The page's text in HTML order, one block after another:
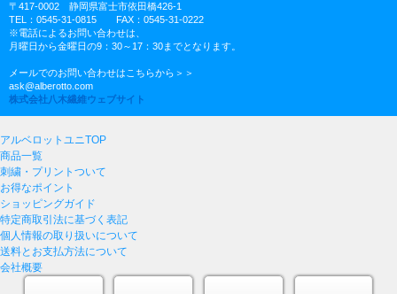
〒417-0002 静岡県富士市依田橋426-1
TEL：0545-31-0815 FAX：0545-31-0222
※電話によるお問い合わせは、
月曜日から金曜日の9：30～17：30までとなります。
メールでのお問い合わせはこちらから＞＞
ask@alberotto.com
株式会社八木繊維ウェブサイト
アルベロットユニTOP
商品一覧
刺繍・プリントついて
お得なポイント
ショッピングガイド
特定商取引法に基づく表記
個人情報の取り扱いについて
送料とお支払方法について
会社概要